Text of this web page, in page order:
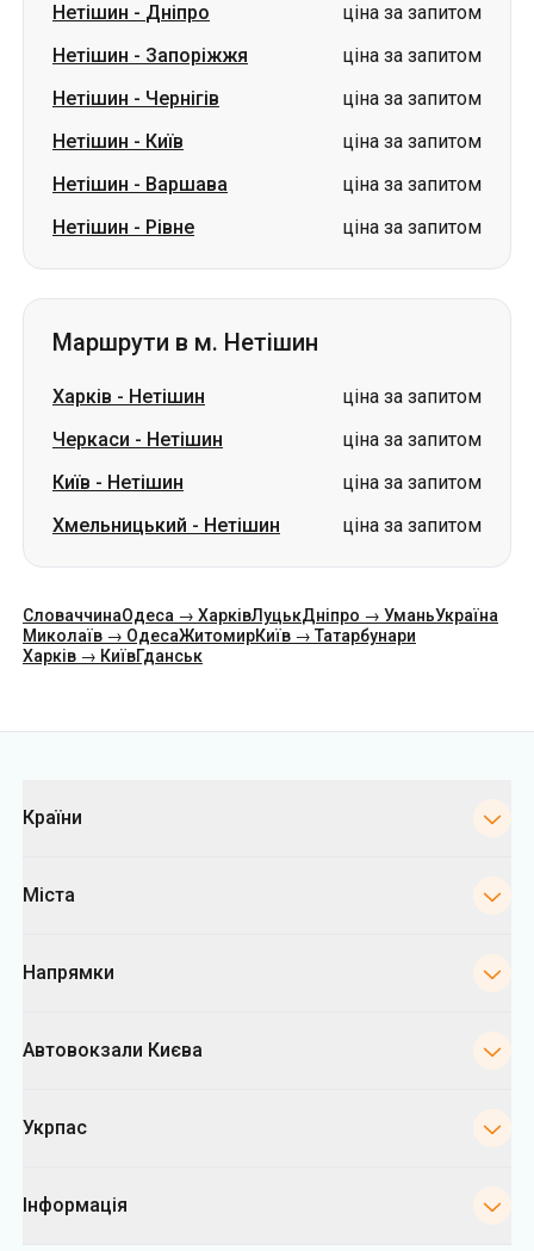
Нетішин - Дніпро
ціна за запитом
Нетішин - Запоріжжя
ціна за запитом
Нетішин - Чернігів
ціна за запитом
Нетішин - Київ
ціна за запитом
Нетішин - Варшава
ціна за запитом
Нетішин - Рівне ціна за запитом
Маршрути в м. Нетішин
Харків - Нетішин
ціна за запитом
Черкаси - Нетішин
ціна за запитом
Київ - Нетішин
ціна за запитом
Хмельницький - Нетішин ціна за запитом
СловаччинаОдеса → ХарківЛуцькДніпро → УманьУкраїна
Миколаїв → ОдесаЖитомирКиїв → Татарбунари
Харків → КиївГданськ
Країни
Міста
Напрямки
Автовокзали Києва
Укрпас
Інформація